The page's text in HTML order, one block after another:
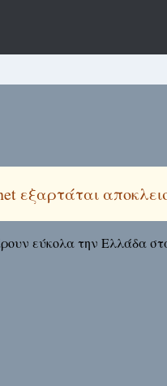
εξαρτάται
εύκολα την Ελλάδα